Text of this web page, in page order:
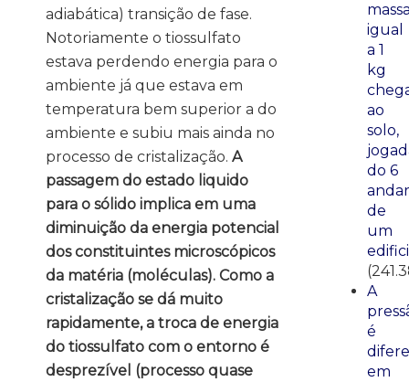
adiabática) transição de fase.
Notoriamente o tiossulfato
estava perdendo energia para o
ambiente já que estava em
temperatura bem superior a do
ambiente e subiu mais ainda no
processo de cristalização. A
passagem do estado liquido
para o sólido implica em uma
diminuição da energia potencial
dos constituintes microscópicos
da matéria (moléculas). Como a
cristalização se dá muito
rapidamente, a troca de energia
do tiossulfato com o entorno é
desprezível (processo quase
igual
a 1
kg
ao
solo,
do 6
andar
de
um
A
é
em